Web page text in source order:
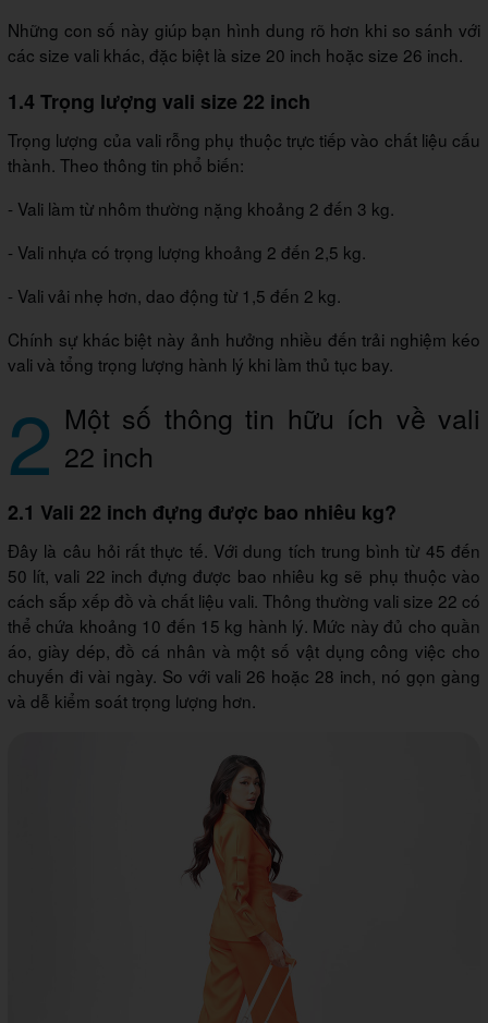
Những con số này giúp bạn hình dung rõ hơn khi so sánh với
các size vali khác, đặc biệt là size 20 inch hoặc size 26 inch.
1.4 Trọng lượng vali size 22 inch
Trọng lượng của vali rỗng phụ thuộc trực tiếp vào chất liệu cấu
thành. Theo thông tin phổ biến:
- Vali làm từ nhôm thường nặng khoảng 2 đến 3 kg.
- Vali nhựa có trọng lượng khoảng 2 đến 2,5 kg.
- Vali vải nhẹ hơn, dao động từ 1,5 đến 2 kg.
Chính sự khác biệt này ảnh hưởng nhiều đến trải nghiệm kéo
vali và tổng trọng lượng hành lý khi làm thủ tục bay.
2 Một số thông tin hữu ích về vali
22 inch
2.1 Vali 22 inch đựng được bao nhiêu kg?
Đây là câu hỏi rất thực tế. Với dung tích trung bình từ 45 đến
50 lít, vali 22 inch đựng được bao nhiêu kg sẽ phụ thuộc vào
cách sắp xếp đồ và chất liệu vali. Thông thường vali size 22 có
thể chứa khoảng 10 đến 15 kg hành lý. Mức này đủ cho quần
áo, giày dép, đồ cá nhân và một số vật dụng công việc cho
chuyến đi vài ngày. So với vali 26 hoặc 28 inch, nó gọn gàng
và dễ kiểm soát trọng lượng hơn.